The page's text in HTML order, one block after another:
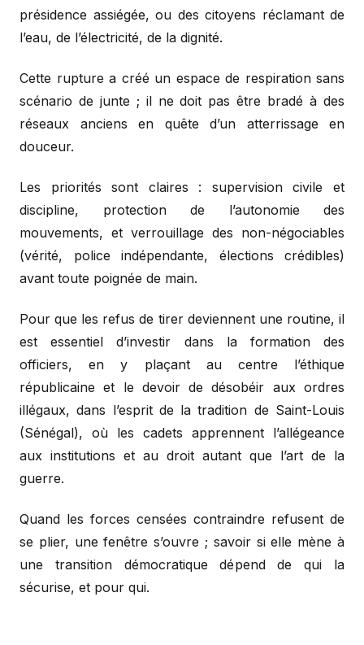
présidence assiégée, ou des citoyens réclamant de
l’eau, de l’électricité, de la dignité.
Cette rupture a créé un espace de respiration sans
scénario de junte ; il ne doit pas être bradé à des
réseaux anciens en quête d’un atterrissage en
douceur.
Les priorités sont claires : supervision civile et
discipline, protection de l’autonomie des
mouvements, et verrouillage des non-négociables
(vérité, police indépendante, élections crédibles)
avant toute poignée de main.
Pour que les refus de tirer deviennent une routine, il
est essentiel d’investir dans la formation des
officiers, en y plaçant au centre l’éthique
républicaine et le devoir de désobéir aux ordres
illégaux, dans l’esprit de la tradition de Saint-Louis
(Sénégal), où les cadets apprennent l’allégeance
aux institutions et au droit autant que l’art de la
guerre.
Quand les forces censées contraindre refusent de
se plier, une fenêtre s’ouvre ; savoir si elle mène à
une transition démocratique dépend de qui la
sécurise, et pour qui.